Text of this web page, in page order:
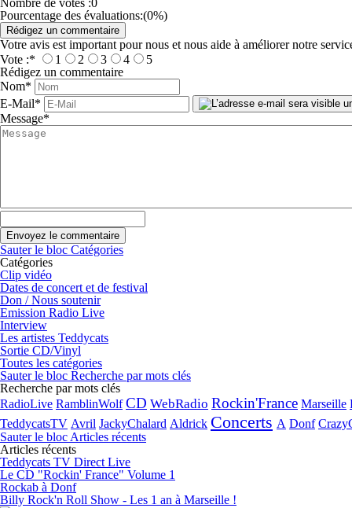
Nombre de votes :0
Pourcentage des évaluations:(0%)
Votre avis est important pour nous et nous aide à améliorer notre
Vote :* 1 2 3 4
5
Rédigez un commentaire
Nom*
E-Mail*
Message*
Sauter le bloc Catégories
Catégories
Clip vidéo
Dates de concert et de festival
Don / Nous soutenir
Emission Radio Live
Interview
Les artistes Teddycats
Sortie CD/Vinyl
Toutes les catégories
Sauter le bloc Recherche par mots clés
Recherche par mots clés
RadioLive RamblinWolf CD WebRadio Rockin'France Marseille
TeddycatsTV Avril JackyChalard Aldrick Concerts A Donf
Sauter le bloc Articles récents
Articles récents
Teddycats TV Direct Live
Le CD "Rockin' France" Volume 1
Rockab à Donf
Billy Rock'n Roll Show - Les 1 an à Marseille !